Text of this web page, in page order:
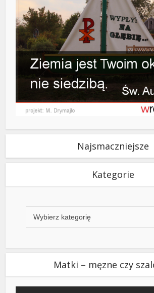
Najsmaczniejsze
Kategorie
Matki – męzne czy